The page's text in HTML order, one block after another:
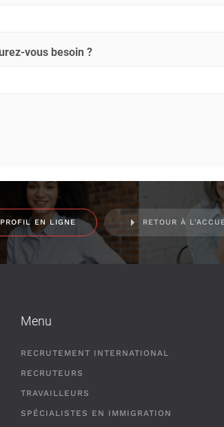
vous besoin ?
EN LIGNE RETOUR À
Menu
RECRUTEMENT INTERNATIONAL
RECRUTEURS
TRAVAILLEURS
SPÉCIALISTES EN IMMIGRATION